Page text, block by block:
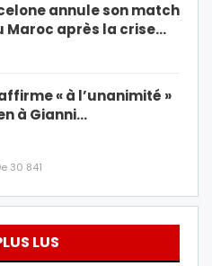
annule son match
Maroc après la crise…
« à l’unanimité »
à Gianni…
30 841
LUS